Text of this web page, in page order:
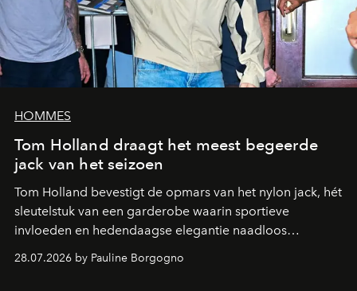
HOMMES
Tom Holland draagt het meest begeerde
jack van het seizoen
Tom Holland bevestigt de opmars van het nylon jack, hét
sleutelstuk van een garderobe waarin sportieve
invloeden en hedendaagse elegantie naadloos
28.07.2026 by Pauline Borgogno